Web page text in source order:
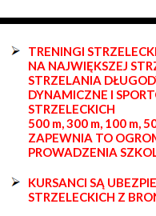
TRENINGI
NA NAJWIĘKSZEJ
STRZELANIA
DYNAMICZNE I
STRZELECKICH
500 m, 300 m, 100 m,
ZAPEWNIA TO
PROWADZENIA
KURSANCI SĄ
STRZELECKICH Z